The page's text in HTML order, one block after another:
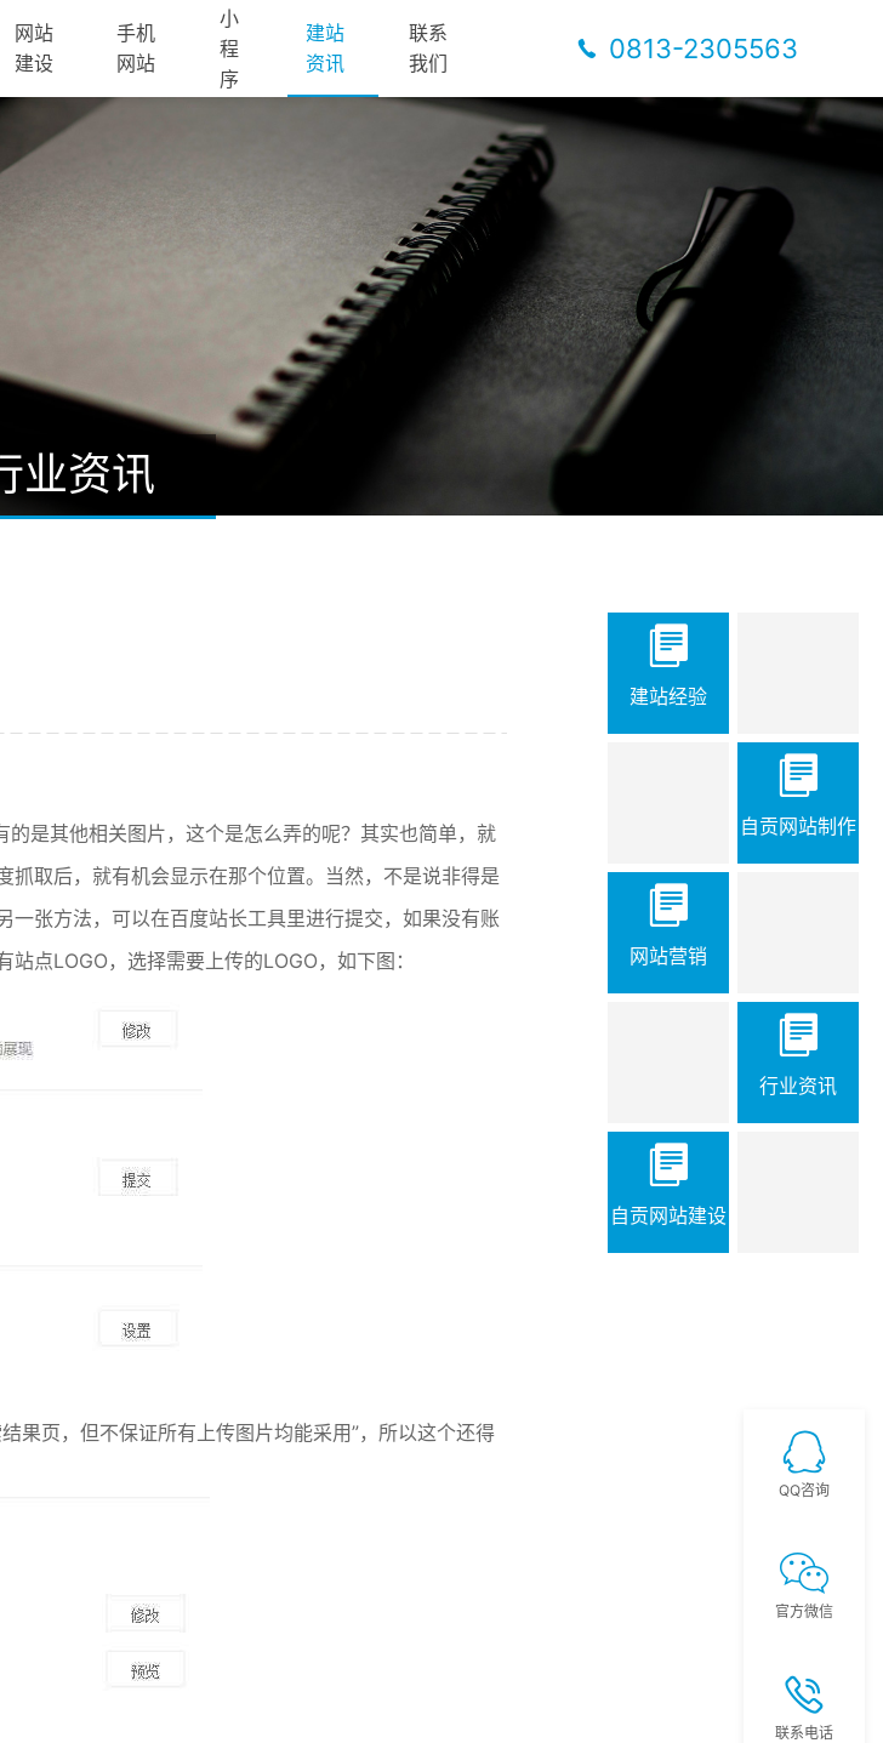
网站
建设
手机
网站
小
程
序
建站
资讯
联系
我们
0813-2305563
业资讯
是其他相关图片，这个是怎么弄的呢？其实也简单，就
取后，就有机会显示在那个位置。当然，不是说非得是
张方法，可以在百度站长工具里进行提交，如果没有账
点LOGO，选择需要上传的LOGO，如下图：
果页，但不保证所有上传图片均能采用”，所以这个还得
建站经验
网站营销
自贡网站建设
自贡网站制作
行业资讯
QQ咨询
官方微信
联系电话